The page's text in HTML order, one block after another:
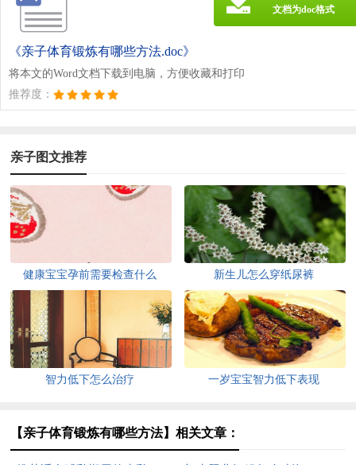
《亲子体育锻炼有哪些方法.doc》
将本文的Word文档下载到电脑，方便收藏和打印
推荐度：
文档为doc格式
亲子图文推荐
健康宝宝孕前需要检查什么 新生儿怎么穿纸尿裤
智力低下怎么治疗 一岁宝宝智力低下表现
【亲子体育锻炼有哪些方法】相关文章：